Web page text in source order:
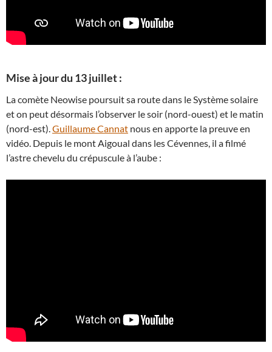
Mise à jour du 13 juillet :
La comète Neowise poursuit sa route dans le Système solaire
et on peut désormais l’observer le soir (nord-ouest) et le matin
(nord-est).Guillaume Cannat nous en apporte la preuve en
vidéo. Depuis le mont Aigoual dans les Cévennes, il a filmé
l’astre chevelu du crépuscule à l’aube :